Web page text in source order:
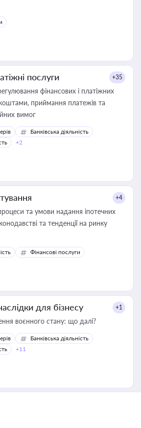
послуги +35
фінансових і платіжних
вимог
Банківська діяльність
+2
+4
та умови надання іпотечних
та тенденції на ринку
Фінансові послуги
для бізнесу +1
воєнного стану: що далі?
Банківська діяльність
+11